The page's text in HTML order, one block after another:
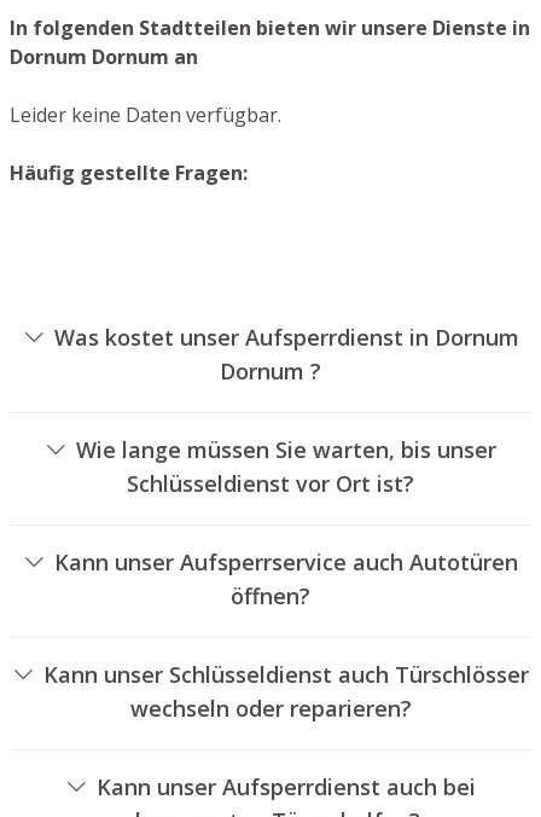
In folgenden Stadtteilen bieten wir unsere Dienste in
Dornum Dornum an
Leider keine Daten verfügbar.
Häufig gestellte Fragen:
Was kostet unser Aufsperrdienst in Dornum
Dornum ?
unterschiedlichen Optionen ab, wie beispielsweise der
Ausführung des Türschlosses, der Dauer der Arbeiten
und eventuell anfallenden Anfahrtskosten. Wir bieten
an.
Wie lange müssen Sie warten, bis unser
Schlüsseldienst vor Ort ist?
innerhalb von dreißig Minuten vor Ort. Die tatsächliche
Wartezeit hängt von dem Ortsunterschied des
Einsatzortes zu unserer Filiale und den aktuellen
Kann unser Aufsperrservice auch Autotüren
öffnen?
Kann unser Schlüsseldienst auch Türschlösser
wechseln oder reparieren?
von Schlössern an.
Kann unser Aufsperrdienst auch bei